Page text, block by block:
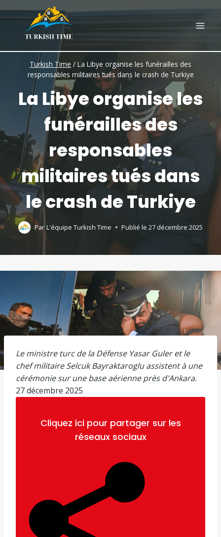
to
content
Turkish Time / La Libye organise les funérailles des
responsables militaires tués dans le crash de Turkiye
La Libye organise les
funérailles des
responsables
militaires tués dans
le crash de Turkiye
Par L'équipe Turkish Time Publié le 27 décembre 2025
Le ministre turc de la Défense Yasar Guler et le
chef militaire Selcuk Bayraktaroglu assistent à une
cérémonie sur une base aérienne près d'Ankara.
P
27 décembre 2025
Cliquez ici pour partager sur les
réseaux sociaux